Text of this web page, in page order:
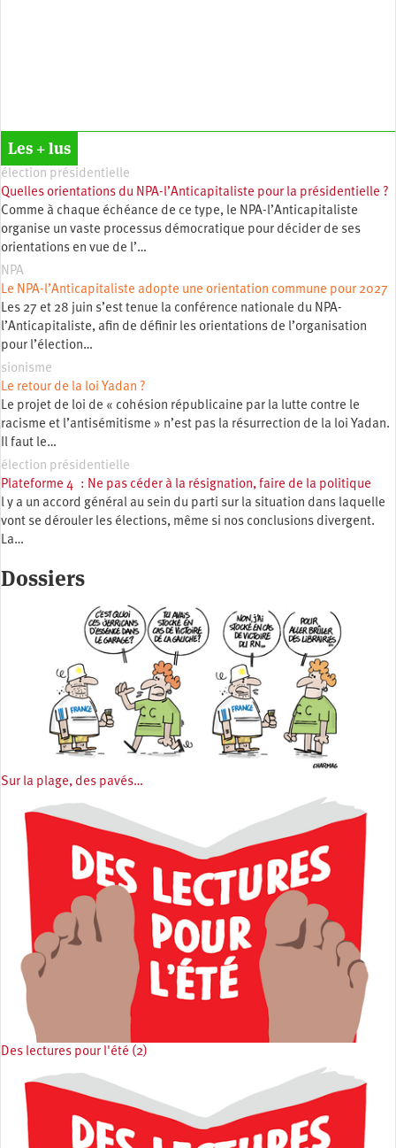
Les + lus
élection présidentielle
Quelles orientations du NPA-l’Anticapitaliste pour la présidentielle ?
Comme à chaque échéance de ce type, le NPA-l’Anticapitaliste
organise un vaste processus démocratique pour décider de ses
orientations en vue de l’…
NPA
Le NPA-l’Anticapitaliste adopte une orientation commune pour 2027
Les 27 et 28 juin s’est tenue la conférence nationale du NPA-
l’Anticapitaliste, afin de définir les orientations de l’organisation
pour l’élection…
sionisme
Le retour de la loi Yadan ?
Le projet de loi de « cohésion républicaine par la lutte contre le
racisme et l’antisémitisme » n’est pas la résurrection de la loi Yadan.
Il faut le…
élection présidentielle
Plateforme 4 : Ne pas céder à la résignation, faire de la politique
l y a un accord général au sein du parti sur la situation dans laquelle
vont se dérouler les élections, même si nos conclusions divergent.
La…
Dossiers
Sur la plage, des pavés…
Des lectures pour l'été (2)